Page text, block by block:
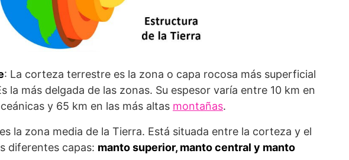
: La corteza terrestre es la zona o capa rocosa más superficial
la más delgada de las zonas. Su espesor varía entre 10 km en
y 65 km en las más altas montañas.
la zona media de la Tierra. Está situada entre la corteza y el
diferentes capas: manto superior, manto central y manto